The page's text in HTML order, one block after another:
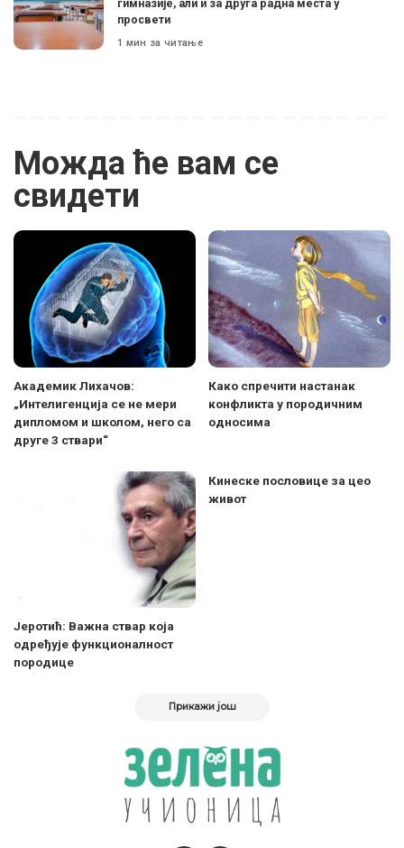
гимназије, али и за друга радна места у
просвети
1 мин за читање
Можда ће вам се
свидети
Академик Лихачов:
„Интелигенција се не мери
дипломом и школом, него са
друге 3 ствари“
Како спречити настанак
конфликта у породичним
односима
Јеротић: Важна ствар која
одређује функционалност
породице
Кинеске пословице за цео
живот
Прикажи још